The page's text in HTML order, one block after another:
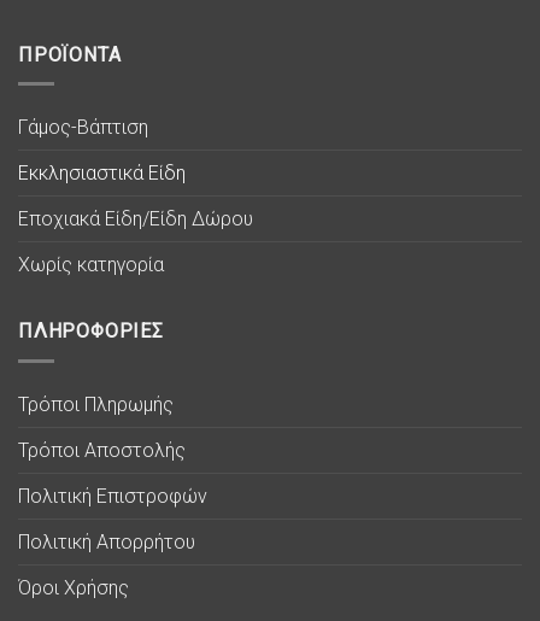
ΠΡΟΪΟΝΤΑ
Γάμος-Βάπτιση
Εκκλησιαστικά Είδη
Εποχιακά Είδη/Είδη Δώρου
Χωρίς κατηγορία
ΠΛΗΡΟΦΟΡΙΕΣ
Τρόποι Πληρωμής
Τρόποι Αποστολής
Πολιτική Επιστροφών
Πολιτική Απορρήτου
Όροι Χρήσης